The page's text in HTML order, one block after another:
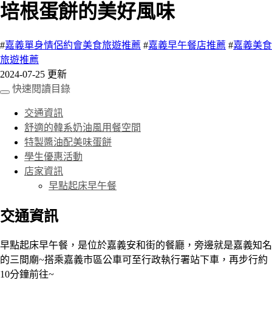
培根蛋餅的美好風味
#嘉義單身情侶約會美食旅遊推薦 #嘉義早午餐店推薦 #嘉義美食
旅遊推薦
2024-07-25 更新
快速閱讀目錄
交通資訊
舒適的韓系奶油風用餐空間
特製醬油配美味蛋餅
學生優惠活動
店家資訊
早點起床早午餐
交通資訊
早點起床早午餐，是位於嘉義安和街的餐廳，旁邊就是嘉義知名
的三間廟~搭乘嘉義市區公車可至行政執行署站下車，再步行約
10分鐘前往~